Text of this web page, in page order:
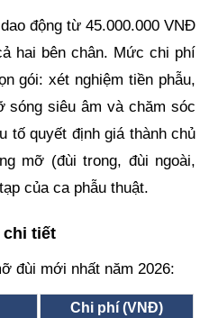
động từ 45.000.000 VNĐ
hai bên chân. Mức chi phí
gói: xét nghiệm tiền phẫu,
sóng siêu âm và chăm sóc
tố quyết định giá thành chủ
mỡ (đùi trong, đùi ngoài,
của ca phẫu thuật.
chi tiết
đùi mới nhất năm 2026:
Chi phí (VNĐ)